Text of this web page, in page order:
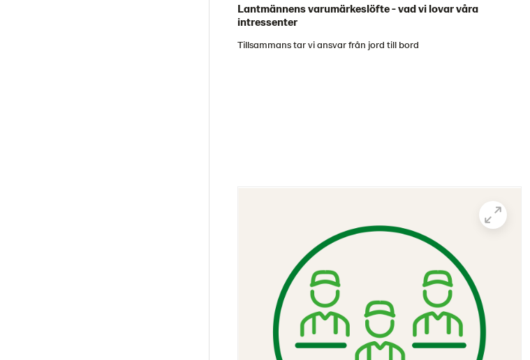
Lantmännens varumärkeslöfte - vad vi lovar våra
intressenter
Tillsammans tar vi ansvar från jord till bord